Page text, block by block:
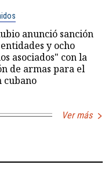
anunció sanción
y ocho
asociados" con la
de armas para el
cubano
Ver más